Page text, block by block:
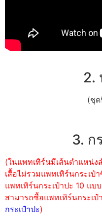
2.
(ชุ
3. ก
(ในแพทเทิร์นมีเส้นตำแหน่ง
เสื้อไม่รวมแพทเทิร์นกระเป๋
แพทเทิร์นกระเป๋าปะ 10 แบ
สามารถซื้อแพทเทิร์นกระเป๋
กระเป๋าปะ)